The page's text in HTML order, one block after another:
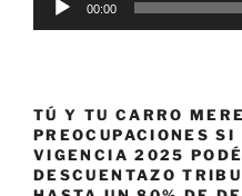
00:00
TÚ Y TU CARRO
PREOCUPACIONES
VIGENCIA 2025
DESCUENTAZO